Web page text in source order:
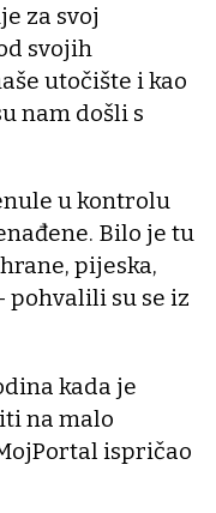
za svoj
svojih
utočište i kao
nam došli s
u kontrolu
Bilo je tu
pijeska,
pohvalili su se iz
kada je
na malo
ispričao